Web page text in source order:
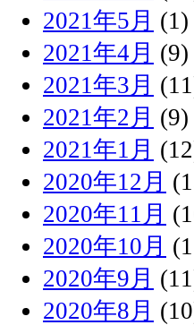
2021年5月 (1)
2021年4月 (9)
2021年3月
2021年2月 (9)
2021年1月
2020年12月
2020年11月
2020年10月
2020年9月
2020年8月